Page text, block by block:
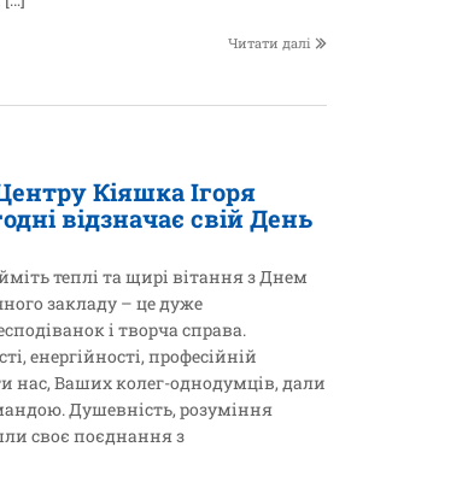
Читати далі
Кіяшка Ігоря
відзначає свій День
теплі та щирі вітання з Днем
закладу – це дуже
і творча справа.
енергійності, професійній
нас, Ваших колег-однодумців, дали
Душевність, розуміння
своє поєднання з